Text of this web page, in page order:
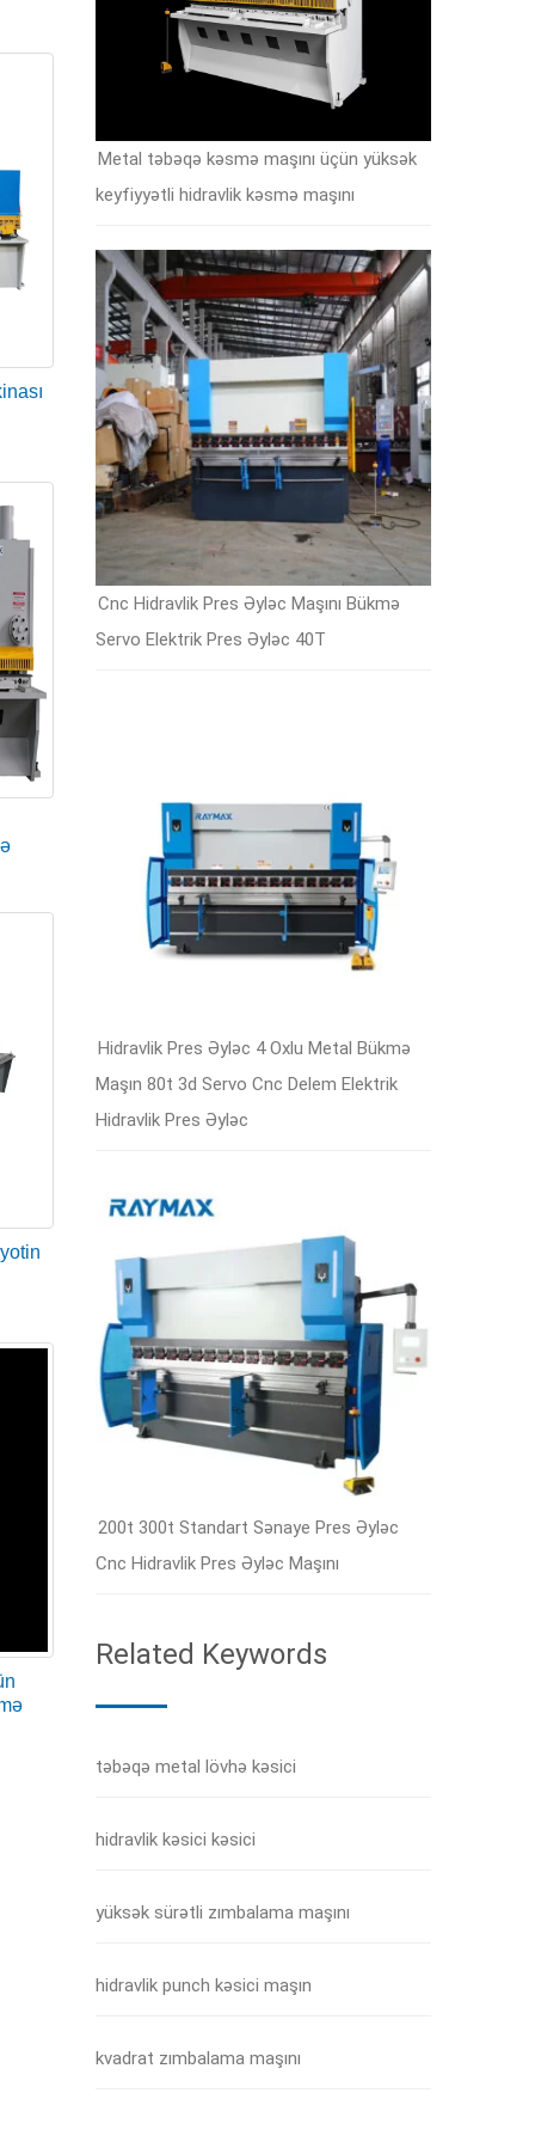
Tipik olaraq, daha çox tutma ilə qoşalaşmış
yuxarı hərəkət edən rampa və aşağı sabit
bıçaqlar fırlanan təkərlərə bənzəyir - aşınma ilə
və funksiyası olduğunu bilməlisiniz.
dəqiqliklə ardıcıl, sürətli və səmərəli
operatora kömək etmək üçün
bilir və operatorunuza əl ilə
təmin edən qabaqcıl inteqrasiya
dərəcə kəsilir. Bazarda bütün ölçülərdə metalları
vuruşu iş səmərəliliyini artıra və bölmə
baxmayaraq, daha az yer tutur.
və lövhələrini kəsmək üçün geniş istifadə
istifadə olunur. Kəsmə maşınları avtomobil,
Bundan əlavə, polad istehsalı,
maşını dərhal dayandırılmalıdır, yağ çəninin
dayanımının qalınlığı artır, maksimum
13 mm, Q235 polad lövhəsinin 8 mm kəsmə
Metal təbəqə kəsmə maşını üçün yüksək
keyfiyyətli hidravlik kəsmə maşını
Cnc Hidravlik Pres Əyləc Maşını Bükmə
Servo Elektrik Pres Əyləc 40T
Hidravlik Pres Əyləc 4 Oxlu Metal Bükmə
Maşın 80t 3d Servo Cnc Delem Elektrik
Hidravlik Pres Əyləc
200t 300t Standart Sənaye Pres Əyləc
Cnc Hidravlik Pres Əyləc Maşını
Related Keywords
təbəqə metal lövhə kəsici
hidravlik kəsici kəsici
yüksək sürətli zımbalama maşını
hidravlik punch kəsici maşın
kvadrat zımbalama maşını